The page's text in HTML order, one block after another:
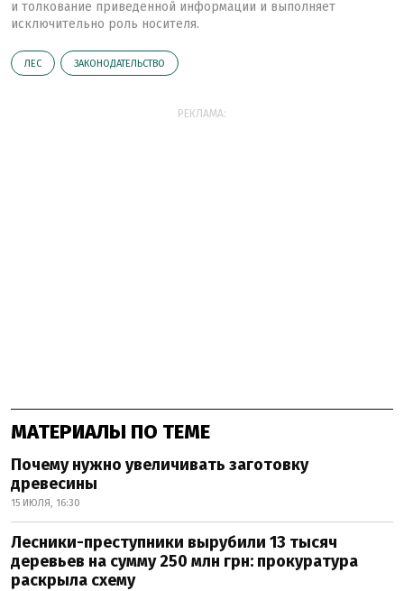
и толкование приведенной информации и выполняет
исключительно роль носителя.
ЛЕС ЗАКОНОДАТЕЛЬСТВО
РЕКЛАМА:
МАТЕРИАЛЫ ПО ТЕМЕ
Почему нужно увеличивать заготовку
древесины
15 ИЮЛЯ, 16:30
Лесники-преступники вырубили 13 тысяч
деревьев на сумму 250 млн грн: прокуратура
раскрыла схему